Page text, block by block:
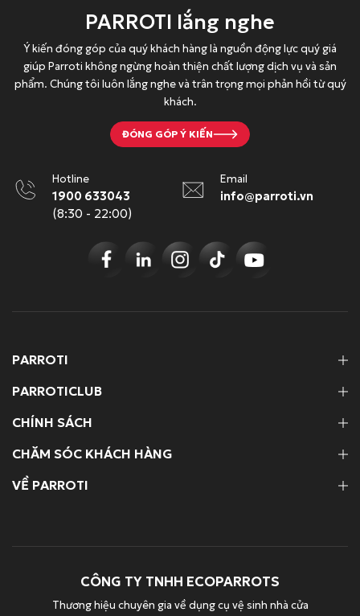
PARROTI lắng nghe
Ý kiến đóng góp của quý khách hàng là nguồn động lực quý giá
giúp Parroti không ngừng hoàn thiện chất lượng dịch vụ và sản
phẩm. Chúng tôi luôn lắng nghe và trân trọng mọi phản hồi từ quý
khách.
ĐÓNG GÓP Ý KIẾN
Hotline
1900 633043
(8:30 - 22:00)
Email
info@parroti.vn
PARROTICLUB
CHÍNH SÁCH
CHĂM SÓC KHÁCH HÀNG
VỀ PARROTI
PARROTI
CÔNG TY TNHH ECOPARROTS
Thương hiệu chuyên gia về dụng cụ vệ sinh nhà cửa